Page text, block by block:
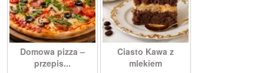
Domowa pizza –
przepis...
Ciasto Kawa z
mlekiem